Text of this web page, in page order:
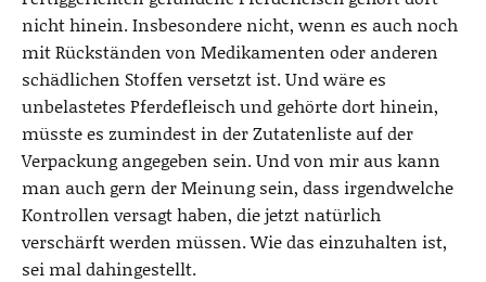
s
nicht hinein. Insbesondere nicht, wenn es auch noch
mit Rückständen von Medikamenten oder anderen
schädlichen Stoffen versetzt ist. Und wäre es
unbelastetes Pferdefleisch und gehörte dort hinein,
müsste es zumindest in der Zutatenliste auf der
Verpackung angegeben sein. Und von mir aus kann
man auch gern der Meinung sein, dass irgendwelche
Kontrollen versagt haben, die jetzt natürlich
verschärft werden müssen. Wie das einzuhalten ist,
sei mal dahingestellt.